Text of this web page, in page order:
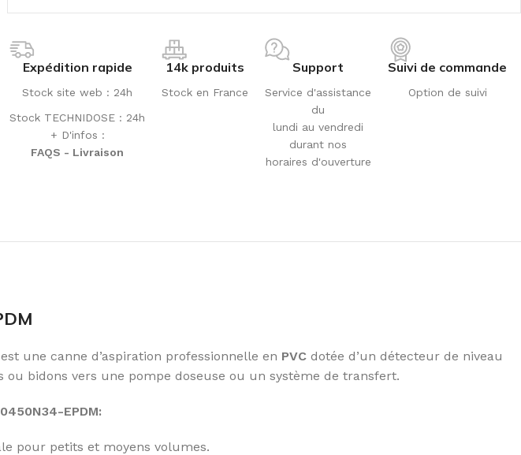
Expédition rapide
Stock site web : 24h
Stock TECHNIDOSE : 24h
+ D'infos :
FAQS - Livraison
14k produits
Stock en France
Support
Service d'assistance
du
lundi au vendredi
durant nos
horaires d'ouverture
Suivi de commande
Option de suivi
est une canne d’aspiration professionnelle en PVC dotée d’un détecteur de niveau
bidons vers une pompe doseuse ou un système de transfert.
EPDM:
pour petits et moyens volumes.